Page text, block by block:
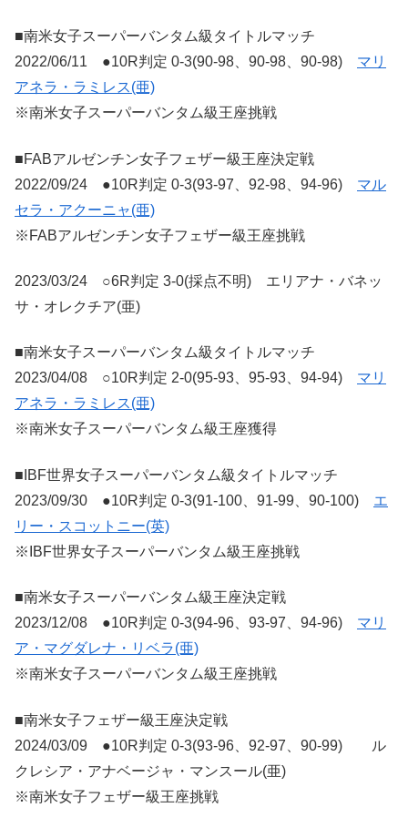
■南米女子スーパーバンタム級タイトルマッチ
2022/06/11 ●10R判定 0-3(90-98、90-98、90-98) マリ
アネラ・ラミレス(亜)
※南米女子スーパーバンタム級王座挑戦
■FABアルゼンチン女子フェザー級王座決定戦
2022/09/24 ●10R判定 0-3(93-97、92-98、94-96) マル
セラ・アクーニャ(亜)
※FABアルゼンチン女子フェザー級王座挑戦
2023/03/24 ○6R判定 3-0(採点不明) エリアナ・バネッ
サ・オレクチア(亜)
■南米女子スーパーバンタム級タイトルマッチ
2023/04/08 ○10R判定 2-0(95-93、95-93、94-94) マリ
アネラ・ラミレス(亜)
※南米女子スーパーバンタム級王座獲得
■IBF世界女子スーパーバンタム級タイトルマッチ
2023/09/30 ●10R判定 0-3(91-100、91-99、90-100) エ
リー・スコットニー(英)
※IBF世界女子スーパーバンタム級王座挑戦
■南米女子スーパーバンタム級王座決定戦
2023/12/08 ●10R判定 0-3(94-96、93-97、94-96) マリ
ア・マグダレナ・リベラ(亜)
※南米女子スーパーバンタム級王座挑戦
■南米女子フェザー級王座決定戦
2024/03/09 ●10R判定 0-3(93-96、92-97、90-99) ル
クレシア・アナベージャ・マンスール(亜)
※南米女子フェザー級王座挑戦